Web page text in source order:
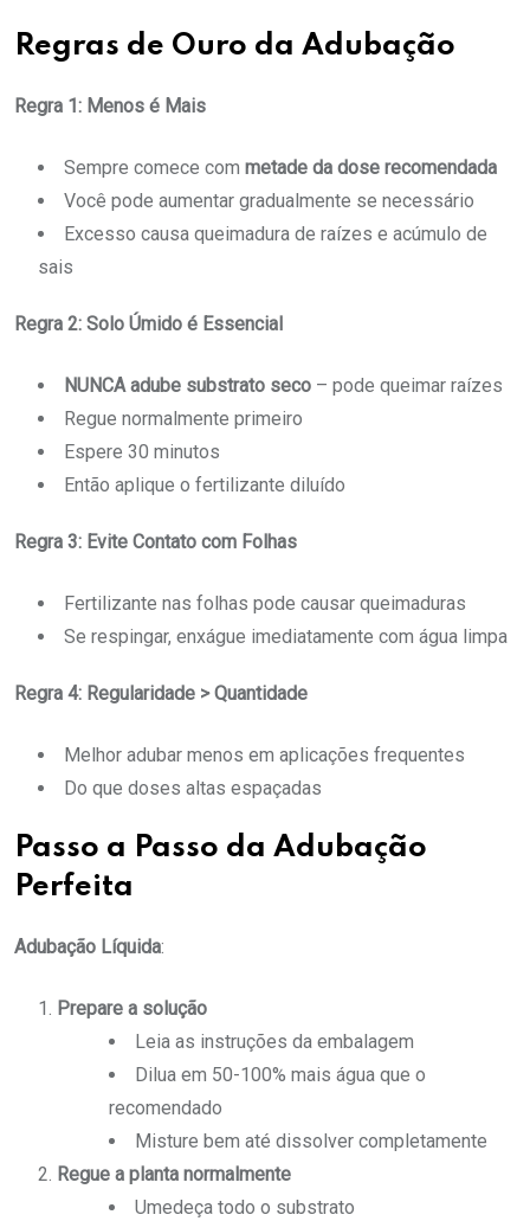
Regras de Ouro da Adubação
Regra 1: Menos é Mais
Sempre comece com metade da dose recomendada
Você pode aumentar gradualmente se necessário
Excesso causa queimadura de raízes e acúmulo de
sais
Regra 2: Solo Úmido é Essencial
NUNCA adube substrato seco – pode queimar raízes
Regue normalmente primeiro
Espere 30 minutos
Então aplique o fertilizante diluído
Regra 3: Evite Contato com Folhas
Fertilizante nas folhas pode causar queimaduras
Se respingar, enxágue imediatamente com água limpa
Regra 4: Regularidade > Quantidade
Melhor adubar menos em aplicações frequentes
Do que doses altas espaçadas
Passo a Passo da Adubação
Perfeita
Adubação Líquida:
Prepare a solução
Leia as instruções da embalagem
Dilua em 50-100% mais água que o
recomendado
Misture bem até dissolver completamente
Regue a planta normalmente
Umedeça todo o substrato